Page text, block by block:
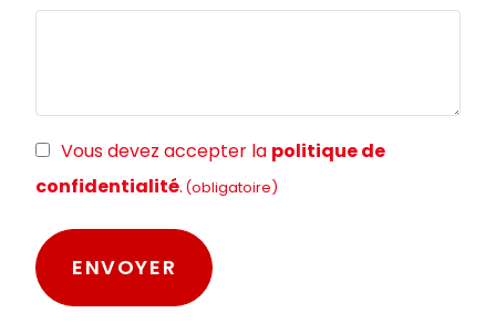
RGPDVous devez accepter la politique de
confidentialité. (obligatoire)